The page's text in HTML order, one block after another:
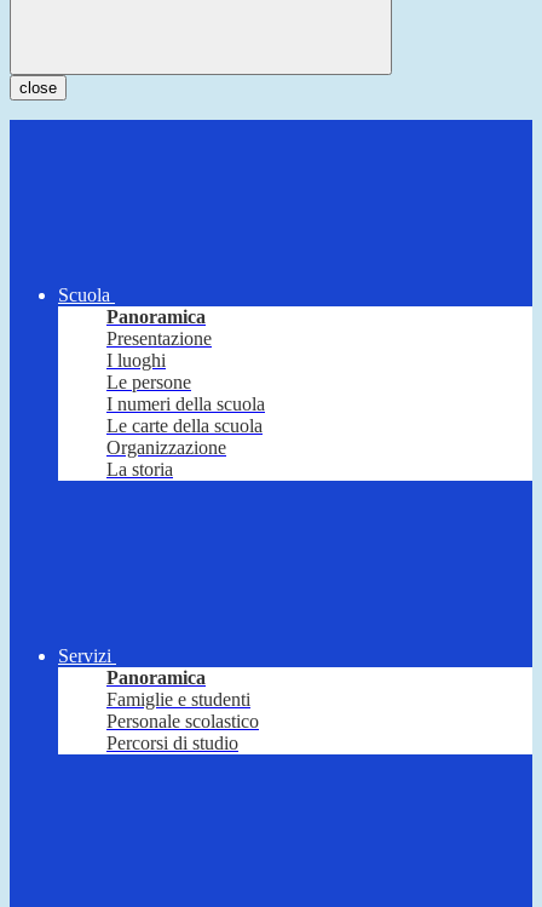
close
Scuola
Panoramica
Presentazione
I luoghi
Le persone
I numeri della scuola
Le carte della scuola
Organizzazione
La storia
Servizi
Panoramica
Famiglie e studenti
Personale scolastico
Percorsi di studio